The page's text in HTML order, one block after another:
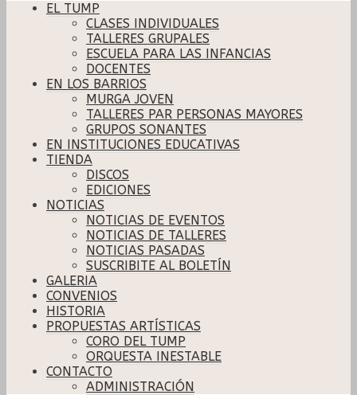
EL TUMP
CLASES INDIVIDUALES
TALLERES GRUPALES
ESCUELA PARA LAS INFANCIAS
DOCENTES
EN LOS BARRIOS
MURGA JOVEN
TALLERES PAR PERSONAS MAYORES
GRUPOS SONANTES
EN INSTITUCIONES EDUCATIVAS
TIENDA
DISCOS
EDICIONES
NOTICIAS
NOTICIAS DE EVENTOS
NOTICIAS DE TALLERES
NOTICIAS PASADAS
SUSCRIBITE AL BOLETÍN
GALERIA
CONVENIOS
HISTORIA
PROPUESTAS ARTÍSTICAS
CORO DEL TUMP
ORQUESTA INESTABLE
CONTACTO
ADMINISTRACIÓN